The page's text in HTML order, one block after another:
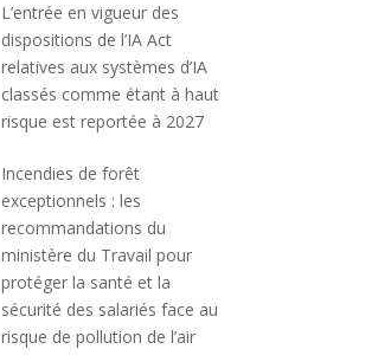
L’entrée en vigueur des
dispositions de l’IA Act
relatives aux systèmes d’IA
classés comme étant à haut
risque est reportée à 2027
Incendies de forêt
exceptionnels : les
recommandations du
ministère du Travail pour
protéger la santé et la
sécurité des salariés face au
risque de pollution de l’air